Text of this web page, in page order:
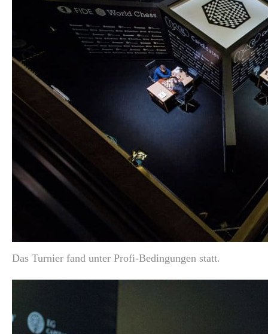
Das Turnier fand unter Profi-Bedingungen statt.